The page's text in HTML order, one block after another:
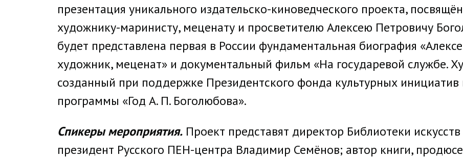
презентация уникального издательско-киноведческого проекта,
художнику-маринисту, меценату и просветителю Алексею Петровичу
будет представлена первая в России фундаментальная биография
художник, меценат» и документальный фильм «На государевой службе.
созданный при поддержке Президентского фонда культурных
программы «Год А. П. Боголюбова».
Спикеры мероприятия. Проект представят директор Библиотеки
президент Русского ПЕН-центра Владимир Семёнов; автор книги,